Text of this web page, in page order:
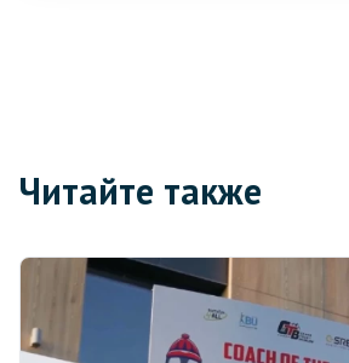
Читайте также